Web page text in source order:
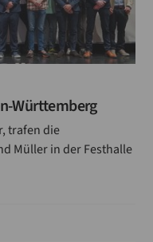
Württemberg
trafen die
Müller in der Festhalle